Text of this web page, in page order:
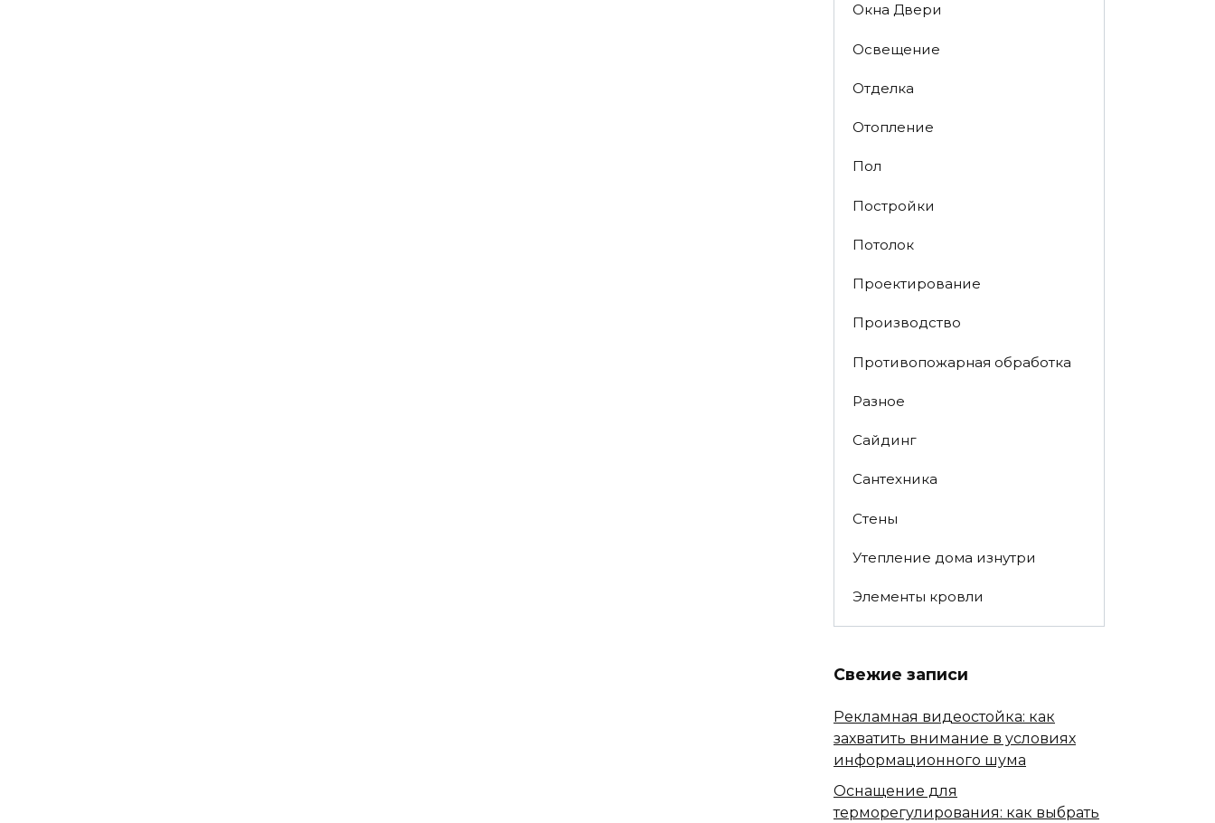
Окна Двери
Освещение
Отделка
Отопление
Пол
Постройки
Потолок
Проектирование
Производство
Противопожарная обработка
Разное
Сайдинг
Сантехника
Стены
Утепление дома изнутри
Элементы кровли
Свежие записи
Рекламная видеостойка: как
захватить внимание в условиях
информационного шума
Оснащение для
терморегулирования: как выбрать